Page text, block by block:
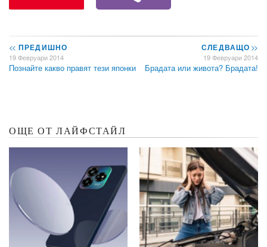
<< ПРЕДИШНО
19 Февруари 2014
Познайте какво правят тези японки
СЛЕДВАЩО>>
19 Февруари 2014
Брадата или живота? Брадата!
ОЩЕ ОТ ЛАЙФСТАЙЛ